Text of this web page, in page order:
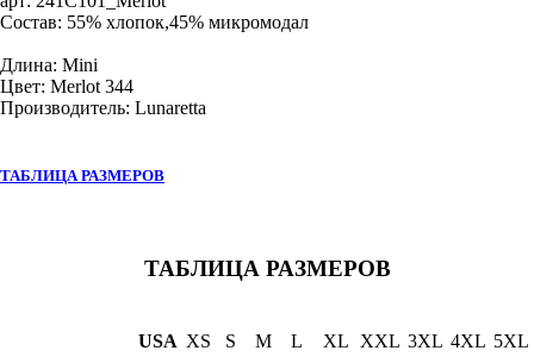
Состав: 55% хлопок,45% микромодал
Длина: Mini
Цвет: Merlot 344
Производитель: Lunaretta
ТАБЛИЦА РАЗМЕРОВ
ТАБЛИЦА РАЗМЕРОВ
USA XS S M L XL XXL 3XL 4XL 5XL